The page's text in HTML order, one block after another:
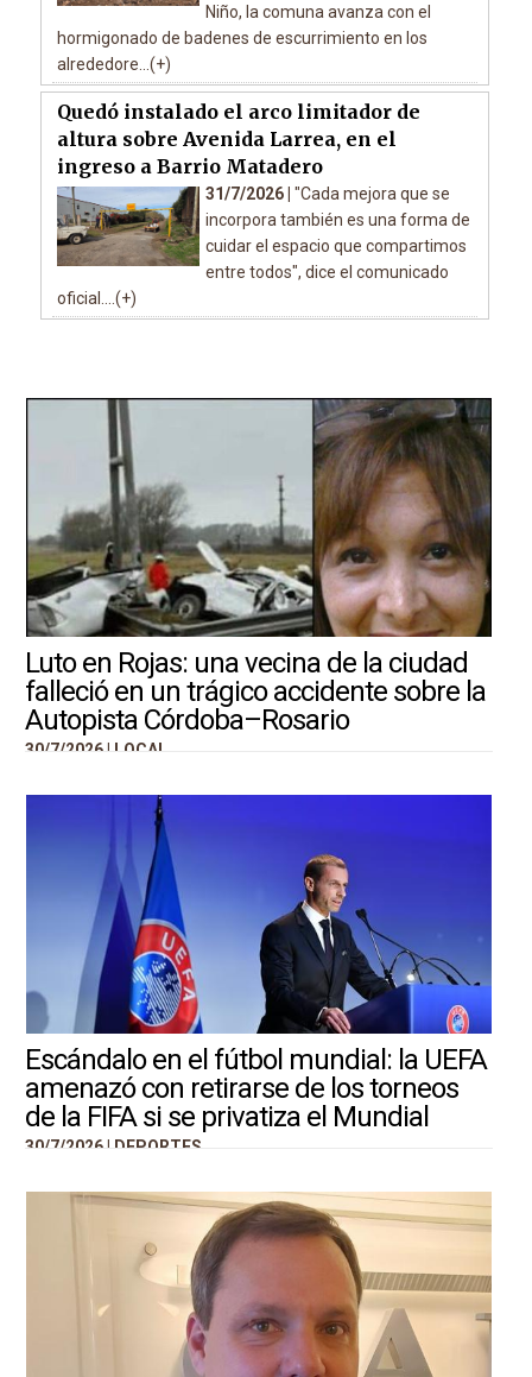
Niño, la comuna avanza con el
hormigonado de badenes de escurrimiento en los
alrededore...(+)
Quedó instalado el arco limitador de
altura sobre Avenida Larrea, en el
ingreso a Barrio Matadero
31/7/2026 | "Cada mejora que se
incorpora también es una forma de
cuidar el espacio que compartimos
entre todos", dice el comunicado
oficial....(+)
Luto en Rojas: una vecina de la ciudad
falleció en un trágico accidente sobre la
Autopista Córdoba–Rosario
30/7/2026 | LOCAL
Escándalo en el fútbol mundial: la UEFA
amenazó con retirarse de los torneos
de la FIFA si se privatiza el Mundial
30/7/2026 | DEPORTES